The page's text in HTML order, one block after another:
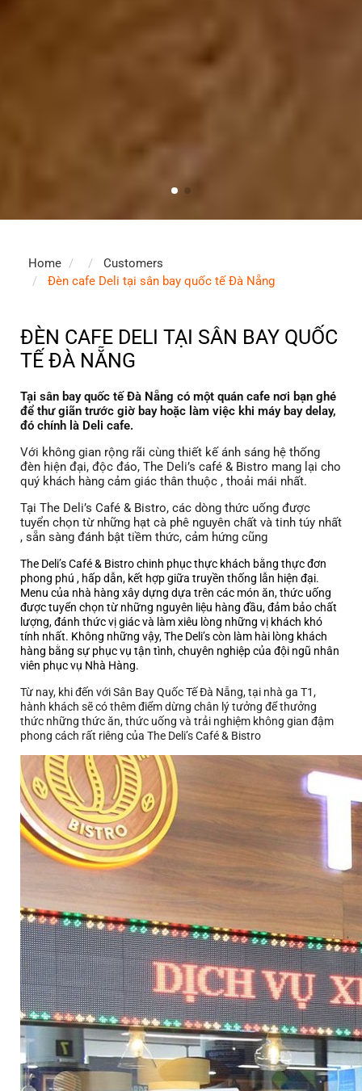
Home
Customers
Đèn cafe Deli tại sân bay quốc tế Đà Nẵng
ĐÈN CAFE DELI TẠI SÂN BAY QUỐC
TẾ ĐÀ NẴNG
Tại sân bay quốc tế Đà Nẵng có một quán cafe nơi bạn ghé
để thư giãn trước giờ bay hoặc làm việc khi máy bay delay,
đó chính là Deli cafe.
Với không gian rộng rãi cùng thiết kế ánh sáng hệ thống
đèn hiện đại, độc đáo, The Deli’s café & Bistro mang lại cho
quý khách hàng cảm giác thân thuộc , thoải mái nhất.
Tại The Deli’s Café & Bistro, các dòng thức uống được
tuyển chọn từ những hạt cà phê nguyên chất và tinh túy nhất
, sẵn sàng đánh bật tiềm thức, cảm hứng cũng
The Deli’s Café & Bistro chinh phục thực khách bằng thực đơn
phong phú , hấp dẫn, kết hợp giữa truyền thống lẫn hiện đại.
Menu của nhà hàng xây dựng dựa trên các món ăn, thức uống
được tuyển chọn từ những nguyên liệu hàng đầu, đảm bảo chất
lượng, đánh thức vị giác và làm xiêu lòng những vị khách khó
tính nhất. Không những vậy, The Deli’s còn làm hài lòng khách
hàng bằng sự phục vụ tận tình, chuyên nghiệp của đội ngũ nhân
viên phục vụ Nhà Hàng.
Từ nay, khi đến với Sân Bay Quốc Tế Đà Nẵng, tại nhà ga T1,
hành khách sẽ có thêm điểm dừng chân lý tưởng để thưởng
thức những thức ăn, thức uống và trải nghiệm không gian đậm
phong cách rất riêng của The Deli’s Café & Bistro